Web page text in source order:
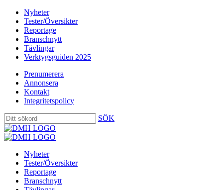
Nyheter
Tester/Översikter
Reportage
Branschnytt
Tävlingar
Verktygsguiden 2025
Prenumerera
Annonsera
Kontakt
Integritetspolicy
SÖK
Nyheter
Tester/Översikter
Reportage
Branschnytt